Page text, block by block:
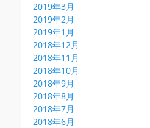
2019年3月
2019年2月
2019年1月
2018年12月
2018年11月
2018年10月
2018年9月
2018年8月
2018年7月
2018年6月